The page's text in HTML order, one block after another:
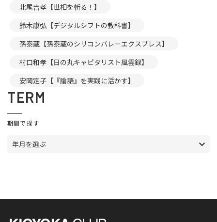
北尾吉孝【世相を斬る！】
鈴木康弘【デジタルシフトの教科書】
孫泰蔵【孫泰蔵のシリコンバレーエクスプレス】
村口和孝【日の丸キャピタリスト風雲録】
安岡定子【『論語』を実践に活かす】
TERM
期間で探す
年月を選ぶ